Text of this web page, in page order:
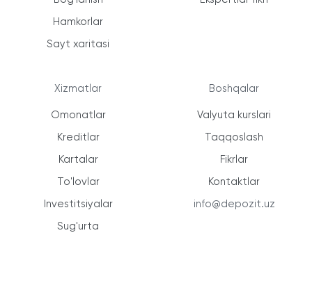
Hamkorlar
Sayt xaritasi
Xizmatlar
Omonatlar
Kreditlar
Kartalar
To'lovlar
Investitsiyalar
Sug'urta
Boshqalar
Valyuta kurslari
Taqqoslash
Fikrlar
Kontaktlar
info@depozit.uz